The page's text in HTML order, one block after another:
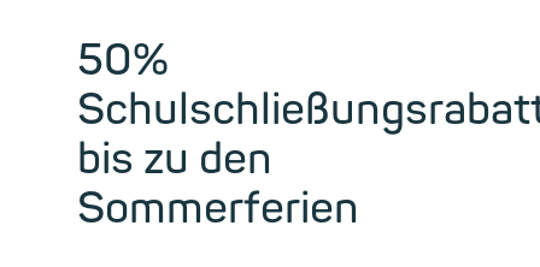
50%
bis zu den
Sommerferien